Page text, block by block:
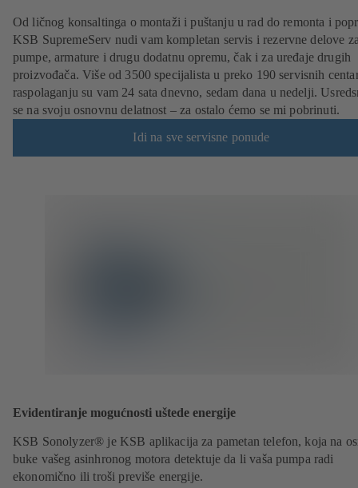
Od ličnog konsaltinga o montaži i puštanju u rad do remonta i
KSB SupremeServ nudi vam kompletan servis i rezervne delove
pumpe, armature i drugu dodatnu opremu, čak i za uređaje drugih
proizvođača. Više od 3500 specijalista u preko 190 servisnih
raspolaganju su vam 24 sata dnevno, sedam dana u nedelji.
se na svoju osnovnu delatnost – za ostalo ćemo se mi pobrinuti.
Idi na sve servisne ponude
Evidentiranje mogućnosti uštede energije
KSB Sonolyzer® je KSB aplikacija za pametan telefon, koja na
buke vašeg asinhronog motora detektuje da li vaša pumpa radi
ekonomično ili troši previše energije.